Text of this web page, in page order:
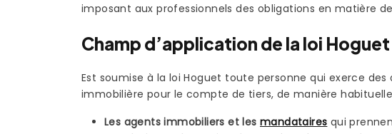
imposant aux professionnels des obligations en matière
Champ d’application de la loi Hoguet
Est soumise à la loi Hoguet toute personne qui exerce
immobilière pour le compte de tiers, de manière
Les agents immobiliers et les mandataires qui